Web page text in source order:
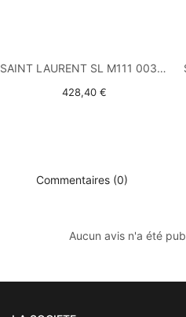
SAINT LAURENT SL M111 003 NUDE
428,40 €
Commentaires (0)
Aucun avis n'a été